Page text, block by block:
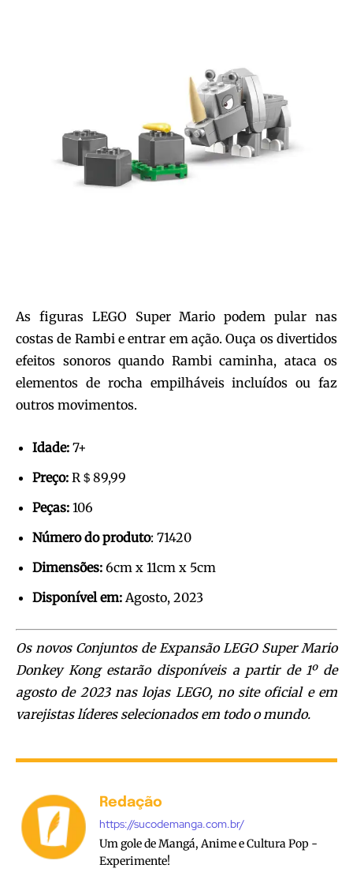
As figuras LEGO Super Mario podem pular nas
costas de Rambi e entrar em ação. Ouça os divertidos
efeitos sonoros quando Rambi caminha, ataca os
elementos de rocha empilháveis ​​incluídos ou faz
outros movimentos.
Idade: 7+
Preço: R＄89,99
Peças: 106
Número do produto: 71420
Dimensões: 6cm x 11cm x 5cm
Disponível em: Agosto, 2023
Os novos Conjuntos de Expansão LEGO Super Mario
Donkey Kong estarão disponíveis a partir de 1º de
agosto de 2023 nas lojas LEGO, no site oficial e em
varejistas líderes selecionados em todo o mundo.
Redação
https://sucodemanga.com.br/
Um gole de Mangá, Anime e Cultura Pop -
Experimente!